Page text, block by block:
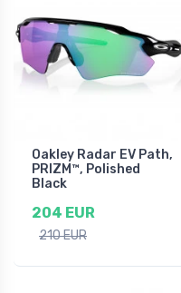
Oakley Radar EV Path,
PRIZM™, Polished
Black
204 EUR
210 EUR